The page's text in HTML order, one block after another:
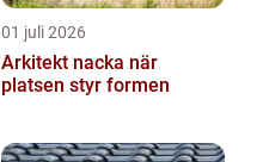
01 juli 2026
Arkitekt nacka när
platsen styr formen